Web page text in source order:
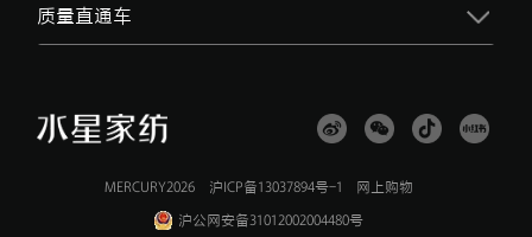
质量直通车
MERCURY2026 沪ICP备13037894号-1
网上购物
沪公网安备31012002004480号